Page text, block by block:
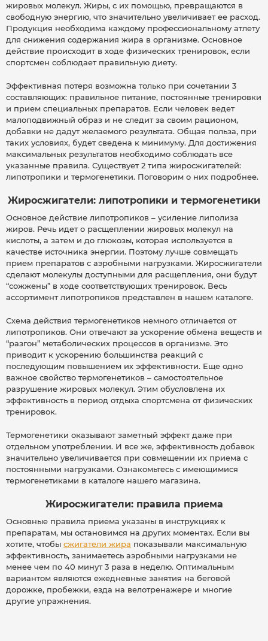
жировых молекул. Жиры, с их помощью, превращаются в
свободную энергию, что значительно увеличивает ее расход.
Продукция необходима каждому профессиональному атлету
для снижения содержания жира в организме. Основное
действие происходит в ходе физических тренировок, если
спортсмен соблюдает правильную диету.
Эффективная потеря возможна только при сочетании 3
составляющих: правильное питание, постоянные тренировки
и прием специальных препаратов. Если человек ведет
малоподвижный образ и не следит за своим рационом,
добавки не дадут желаемого результата. Общая польза, при
таких условиях, будет сведена к минимуму. Для достижения
максимальных результатов необходимо соблюдать все
указанные правила. Существует 2 типа жиросжигателей:
липотропики и термогенетики. Поговорим о них подробнее.
Жиросжигатели: липотропики и термогенетики
Основное действие липотропиков – усиление липолиза
жиров. Речь идет о расщеплении жировых молекул на
кислоты, а затем и до глюкозы, которая используется в
качестве источника энергии. Поэтому лучше совмещать
прием препаратов с аэробными нагрузками. Жиросжигатели
сделают молекулы доступными для расщепления, они будут
“сожжены” в ходе соответствующих тренировок. Весь
ассортимент липотропиков представлен в нашем каталоге.
Схема действия термогенетиков немного отличается от
липотропиков. Они отвечают за ускорение обмена веществ и
“разгон” метаболических процессов в организме. Это
приводит к ускорению большинства реакций с
последующим повышением их эффективности. Еще одно
важное свойство термогенетиков – самостоятельное
разрушение жировых молекул. Этим обусловлена их
эффективность в период отдыха спортсмена от физических
тренировок.
Термогенетики оказывают заметный эффект даже при
отдельном употреблении. И все же, эффективность добавок
значительно увеличивается при совмещении их приема с
постоянными нагрузками. Ознакомьтесь с имеющимися
термогенетиками в каталоге нашего магазина.
Жиросжигатели: правила приема
Основные правила приема указаны в инструкциях к
препаратам, мы остановимся на других моментах. Если вы
хотите, чтобы сжигатели жира показывали максимальную
эффективность, занимаетесь аэробными нагрузками не
менее чем по 40 минут 3 раза в неделю. Оптимальным
вариантом являются ежедневные занятия на беговой
дорожке, пробежки, езда на велотренажере и многие
другие упражнения.